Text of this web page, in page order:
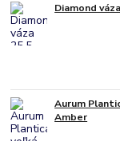
Diamond
Aurum
Amber